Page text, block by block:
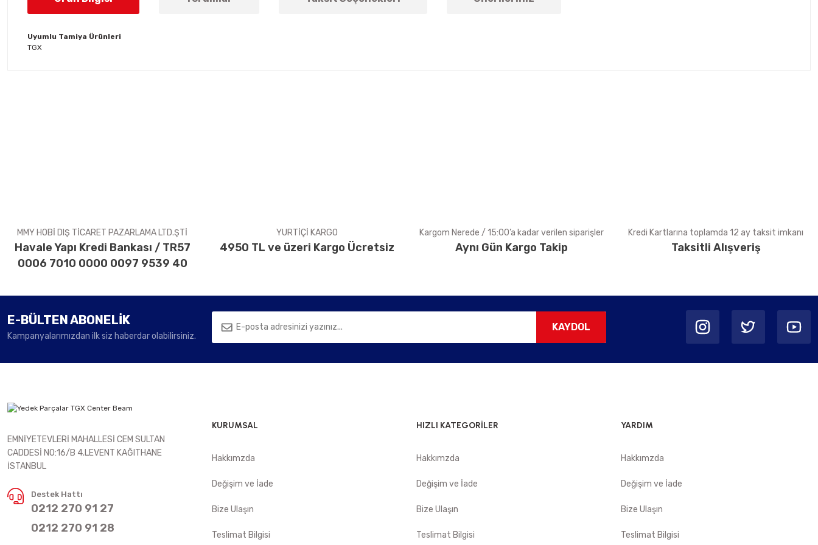
Uyumlu Tamiya Ürünleri
TGX
MMY HOBİ DIŞ TİCARET PAZARLAMA LTD.ŞTİ
Havale Yapı Kredi Bankası / TR57
0006 7010 0000 0097 9539 40
YURTİÇİ KARGO
4950 TL ve üzeri Kargo Ücretsiz
Kargom Nerede / 15:00’a kadar verilen siparişler
Aynı Gün Kargo Takip
Kredi Kartlarına toplamda 12 ay taksit imkanı
Taksitli Alışveriş
E-BÜLTEN ABONELİK
Kampanyalarımızdan ilk siz haberdar olabilirsiniz.
KAYDOL
EMNİYETEVLERİ MAHALLESİ CEM SULTAN
CADDESİ NO:16/B 4.LEVENT KAĞITHANE
İSTANBUL
Destek Hattı
0212 270 91 27
0212 270 91 28
KURUMSAL
Hakkımzda
Değişim ve İade
Bize Ulaşın
Teslimat Bilgisi
HIZLI KATEGORİLER
Hakkımzda
Değişim ve İade
Bize Ulaşın
Teslimat Bilgisi
YARDIM
Hakkımzda
Değişim ve İade
Bize Ulaşın
Teslimat Bilgisi